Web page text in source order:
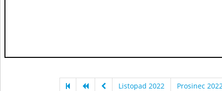
Listopad 2022 Prosinec